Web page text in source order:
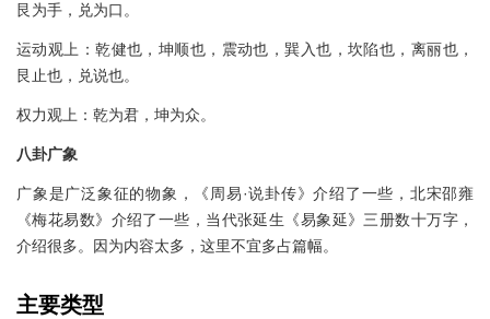
艮为手，兑为口。
运动观上：乾健也，坤顺也，震动也，巽入也，坎陷也，离丽也，
艮止也，兑说也。
权力观上：乾为君，坤为众。
八卦广象
广象是广泛象征的物象，《周易·说卦传》介绍了一些，北宋邵雍
《梅花易数》介绍了一些，当代张延生《易象延》三册数十万字，
介绍很多。因为内容太多，这里不宜多占篇幅。
主要类型